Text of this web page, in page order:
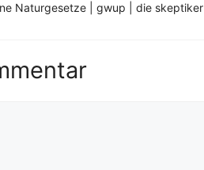
Naturgesetze | gwup | die skeptiker